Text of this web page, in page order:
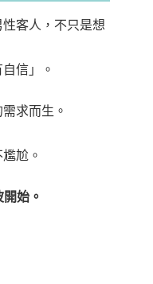
客人，不只是想
信」。
求而生。
尬。
始。